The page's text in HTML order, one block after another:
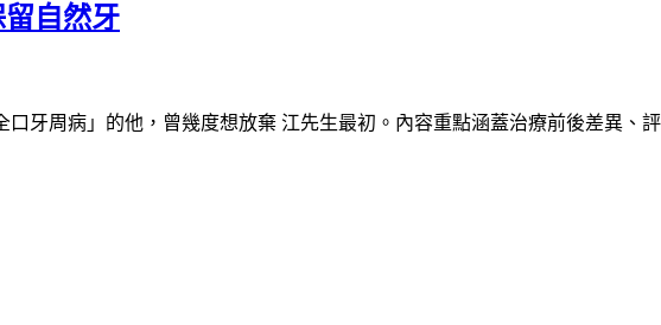
自然牙
牙周病」的他，曾幾度想放棄 江先生最初。內容重點涵蓋治療前後差異、評